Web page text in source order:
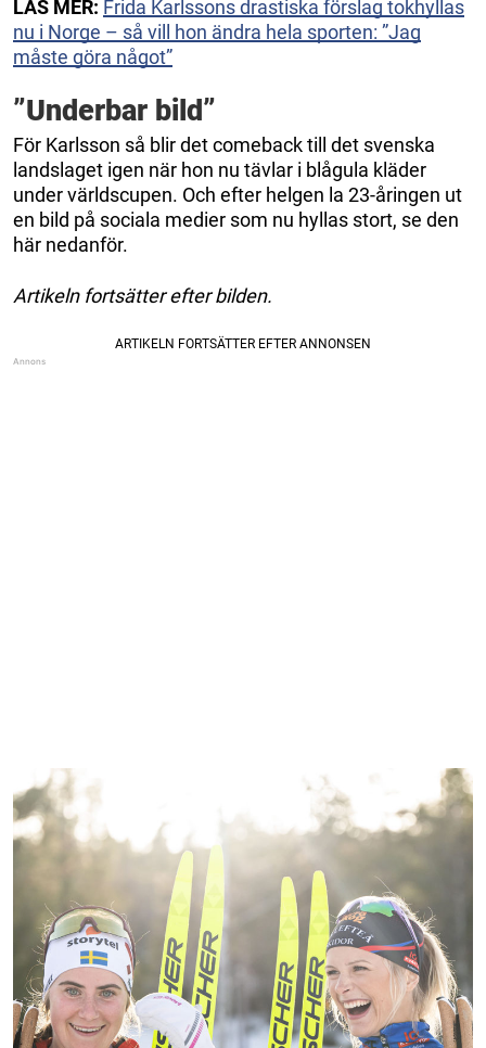
LÄS MER: Frida Karlssons drastiska förslag tokhyllas
nu i Norge – så vill hon ändra hela sporten: ”Jag
måste göra något”
”Underbar bild”
För Karlsson så blir det comeback till det svenska
landslaget igen när hon nu tävlar i blågula kläder
under världscupen. Och efter helgen la 23-åringen ut
en bild på sociala medier som nu hyllas stort, se den
här nedanför.
Artikeln fortsätter efter bilden.